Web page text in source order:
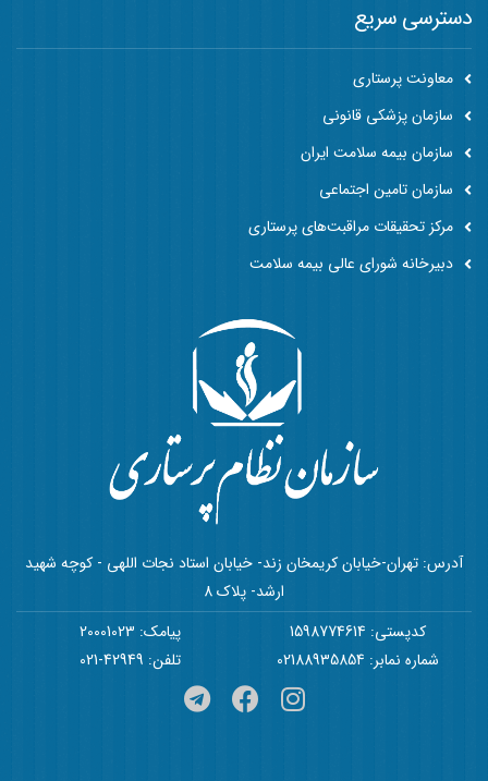
آدرس: تهران-خیابان کریمخان زند- خیابان استاد نجات اللهی - کوچه شهید
ارشد- پلاک 8
کدپستی: 1598774614
پیامک: 20001023
شماره نمابر: 02188935854
تلفن: 42949-021
دسترسی سریع
معاونت پرستاری
سازمان پزشکی قانونی
سازمان بیمه سلامت ایران
سازمان تامین اجتماعی
مرکز تحقیقات مراقبت‌های پرستاری
دبیرخانه شورای عالی بیمه سلامت